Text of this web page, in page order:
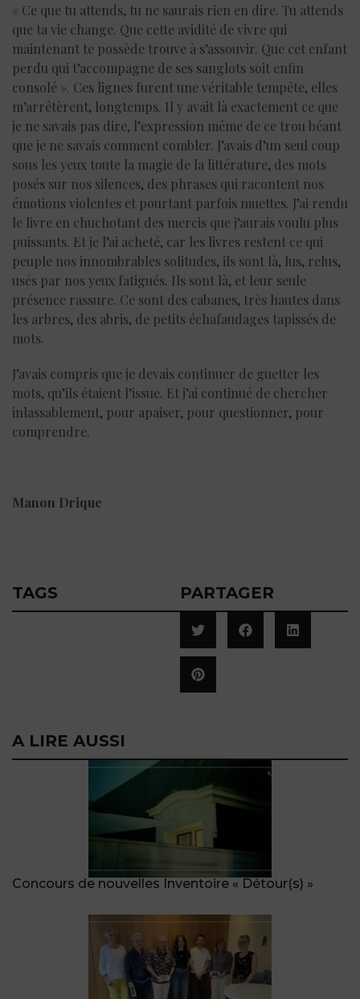
« Ce que tu attends, tu ne saurais rien en dire. Tu attends
que ta vie change. Que cette avidité de vivre qui
maintenant te possède trouve à s’assouvir. Que cet enfant
perdu qui t’accompagne de ses sanglots soit enfin
consolé ». Ces lignes furent une véritable tempête, elles
m’arrêtèrent, longtemps. Il y avait là exactement ce que
je ne savais pas dire, l’expression même de ce trou béant
que je ne savais comment combler. J’avais d’un seul coup
sous les yeux toute la magie de la littérature, des mots
posés sur nos silences, des phrases qui racontent nos
émotions violentes et pourtant parfois muettes. J’ai rendu
le livre en chuchotant des mercis que j’aurais voulu plus
puissants. Et je l’ai acheté, car les livres restent ce qui
peuple nos innombrables solitudes, ils sont là, lus, relus,
usés par nos yeux fatigués. Ils sont là, et leur seule
présence rassure. Ce sont des cabanes, très hautes dans
les arbres, des abris, de petits échafaudages tapissés de
mots.
J’avais compris que je devais continuer de guetter les
mots, qu’ils étaient l’issue. Et j’ai continué de chercher
inlassablement, pour apaiser, pour questionner, pour
comprendre.
Manon Drique
TAGS PARTAGER
A LIRE AUSSI
Concours de nouvelles Inventoire « Détour(s) »